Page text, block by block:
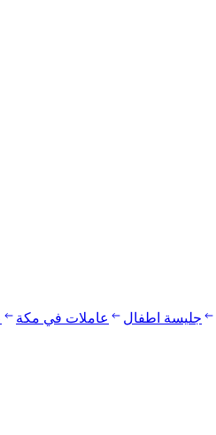
جليسة اطفال عاملات في مكة